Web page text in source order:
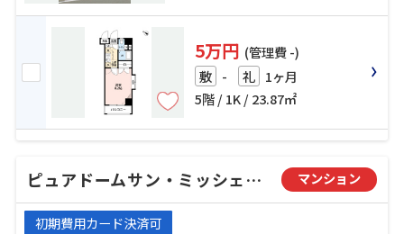
5万円 (管理費 -)
敷 - 礼 1ヶ月
5階 / 1K / 23.87㎡
ピュアドームサン・ミッシェル博多 マンション
初期費用カード決済可